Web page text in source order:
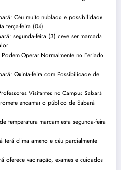
Céu muito nublado e possibilidade
terça-feira (04)
segunda-feira (3) deve ser marcada
Operar Normalmente no Feriado
Quinta-feira com Possibilidade de
Visitantes no Campus Sabará
encantar o público de Sabará
temperatura marcam esta segunda-feira
terá clima ameno e céu parcialmente
oferece vacinação, exames e cuidados